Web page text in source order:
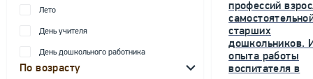
Лето
День учителя
День дошкольного работника
По возрасту
профессий
старших
дошкольников.
опыта работы
воспитателя в